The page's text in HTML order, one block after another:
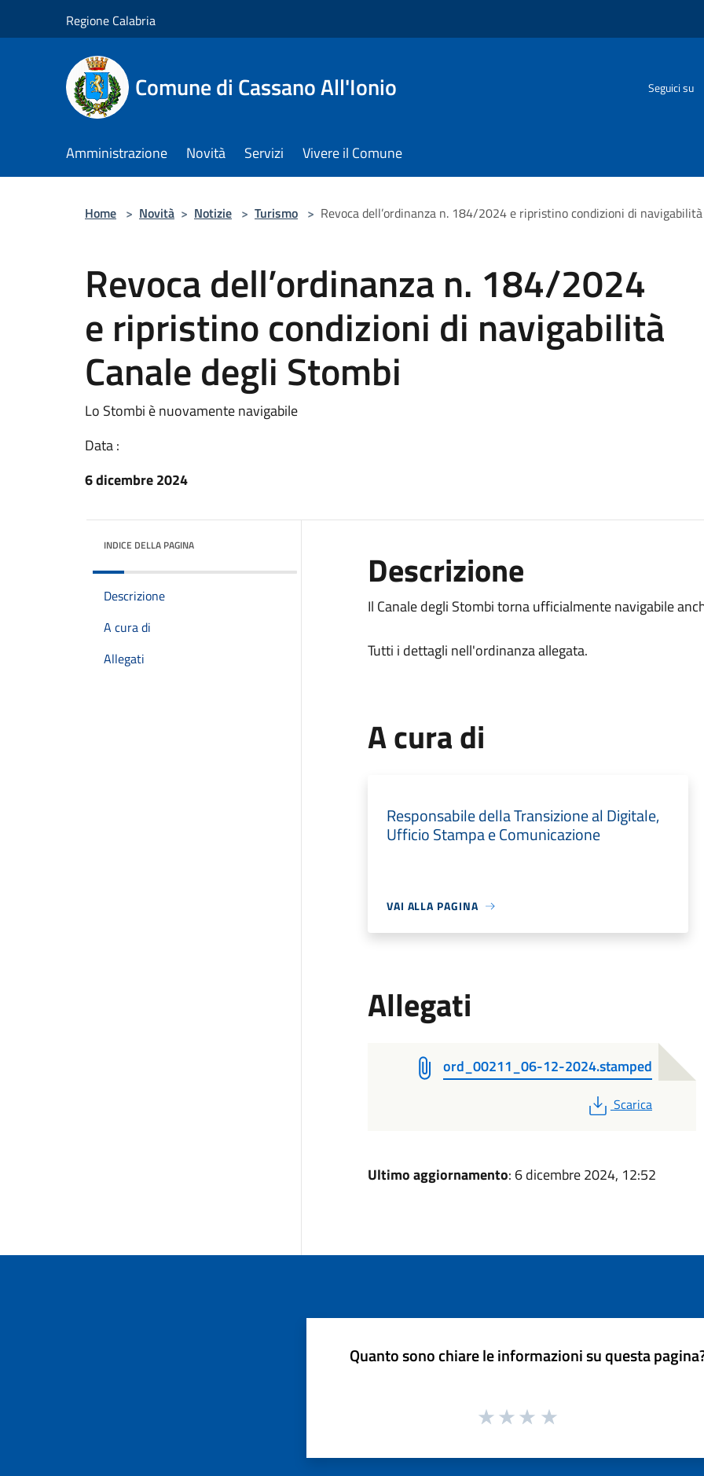
Regione Calabria
Comune di Cassano All'Ionio Seguici su
Amministrazione Novità Servizi Vivere il Comune
Home > Novità > Notizie > Turismo > Revoca dell’ordinanza n. 184/2024 e ripristino condizioni di
Revoca dell’ordinanza n. 184/2024
e ripristino condizioni di navigabilità
Canale degli Stombi
Lo Stombi è nuovamente navigabile
Data :
6 dicembre 2024
INDICE DELLA PAGINA
Descrizione
A cura di
Allegati
Descrizione
Il Canale degli Stombi torna ufficialmente navigabile
Tutti i dettagli nell'ordinanza allegata.
A cura di
Responsabile della Transizione al Digitale,
Ufficio Stampa e Comunicazione
VAI ALLA PAGINA
Allegati
ord_00211_06-12-2024.stamped
PDF
Scarica
Ultimo aggiornamento: 6 dicembre 2024, 12:52
Quanto sono chiare le informazioni su questa